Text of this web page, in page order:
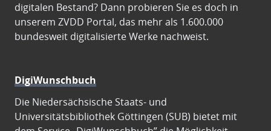
digitalen Bestand? Dann probieren Sie es doch in
unserem ZVDD Portal, das mehr als 1.600.000
bundesweit digitalisierte Werke nachweist.
DigiWunschbuch
Die Niedersächsische Staats- und
Universitätsbibliothek Göttingen (SUB) bietet mit